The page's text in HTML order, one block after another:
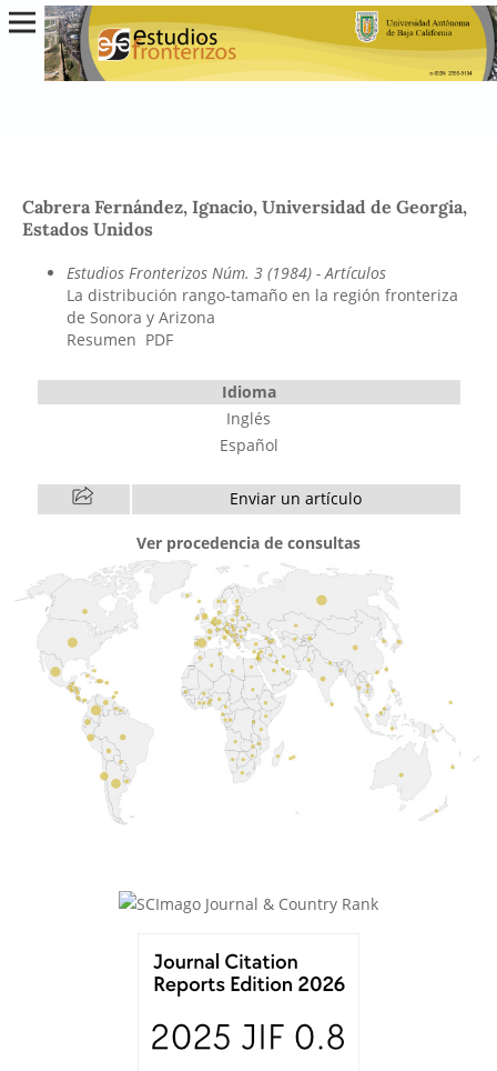
Cabrera Fernández, Ignacio, Universidad de Georgia,
Estados Unidos
Estudios Fronterizos Núm. 3 (1984)- Artículos
La distribución rango-tamaño en la región fronteriza
de Sonora y Arizona
Resumen PDF
Idioma
Inglés
Español
Enviar un artículo
Ver procedencia de consultas